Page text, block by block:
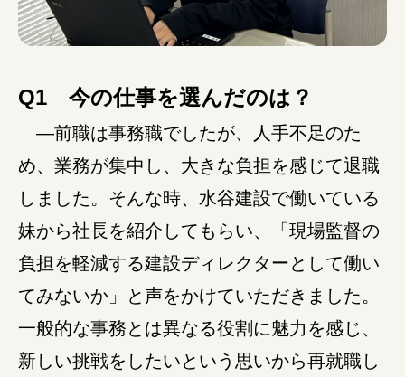
美し国みえ 移住ポータルサイト
おしごと広場みえ
みえの企業まるわかりNAVI
みえの仕事マッチングサイト
マイチャレ三重
シルバー人材の就労支援
Q1 今の仕事を選んだのは？
―前職は事務職でしたが、人手不足のた
め、業務が集中し、大きな負担を感じて退職
しました。そんな時、水谷建設で働いている
妹から社長を紹介してもらい、「現場監督の
負担を軽減する建設ディレクターとして働い
てみないか」と声をかけていただきました。
一般的な事務とは異なる役割に魅力を感じ、
新しい挑戦をしたいという思いから再就職し